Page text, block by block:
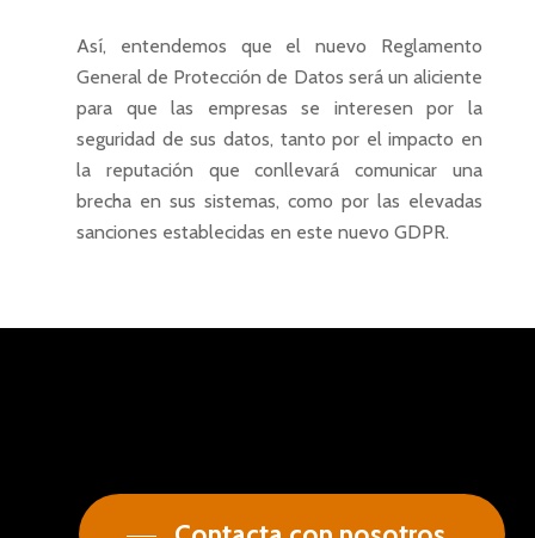
Así, entendemos que el nuevo Reglamento
General de Protección de Datos será un aliciente
para que las empresas se interesen por la
seguridad de sus datos, tanto por el impacto en
la reputación que conllevará comunicar una
brecha en sus sistemas, como por las elevadas
sanciones establecidas en este nuevo GDPR.